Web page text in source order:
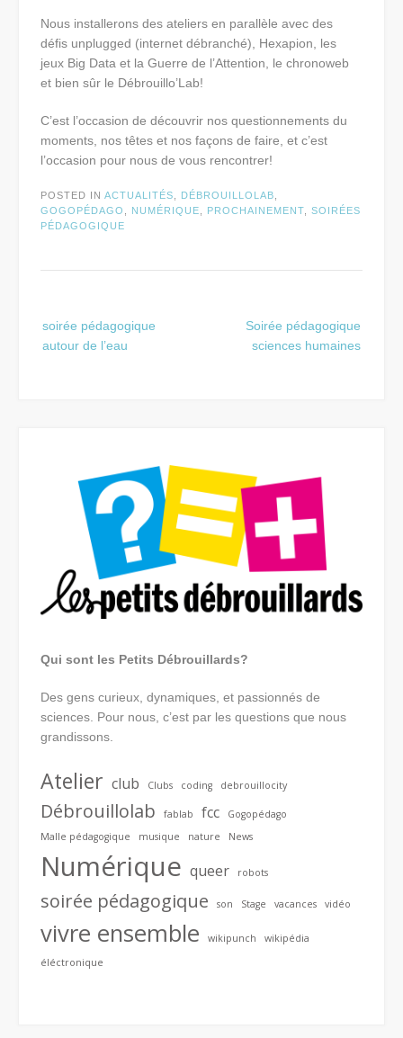
Nous installerons des ateliers en parallèle avec des
défis unplugged (internet débranché), Hexapion, les
jeux Big Data et la Guerre de l’Attention, le chronoweb
et bien sûr le Débrouillo’Lab!
C’est l’occasion de découvrir nos questionnements du
moments, nos têtes et nos façons de faire, et c’est
l’occasion pour nous de vous rencontrer!
POSTED IN ACTUALITÉS DÉBROUILLOLAB
GOGOPÉDAGO
NUMÉRIQUE PROCHAINEMENT
SOIRÉES
PÉDAGOGIQUE
navigation
soirée pédagogique
autour de l’eau
Soirée pédagogique
sciences humaines
Qui sont les Petits Débrouillards?
Des gens curieux, dynamiques, et passionnés de
sciences. Pour nous, c’est par les questions que nous
grandissons.
Atelier club Clubs coding debrouillocity
Débrouillolab fablab fcc
Gogopédago
Malle pédagogique
musique nature News
Numérique queer robots
soirée pédagogique son Stage vacances vidéo
vivre ensemble wikipunch
wikipédia
éléctronique